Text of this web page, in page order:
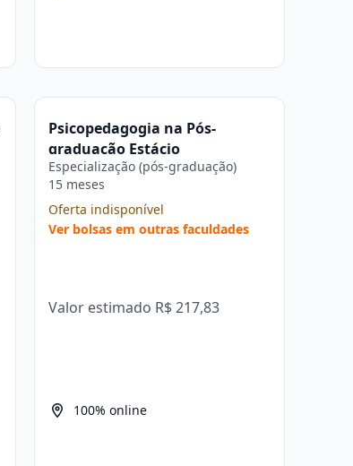
Psicopedagogia na Pós-
graduação Estácio
Especialização (pós-graduação)
15 meses
Oferta indisponível
Ver bolsas em outras faculdades
Valor estimado R$ 217,83
100% online